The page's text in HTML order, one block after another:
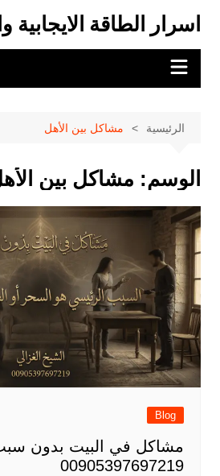
المحتوى
اسرار الطاقة الايجابية
الرئيسية مشاكل بين الأهل
الوسم: مشاكل بين
Blog
مشاكل في البيت بدون
00905397697219